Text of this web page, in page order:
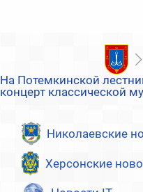
На Потемкинской
концерт классической
Николаевские
Херсонские